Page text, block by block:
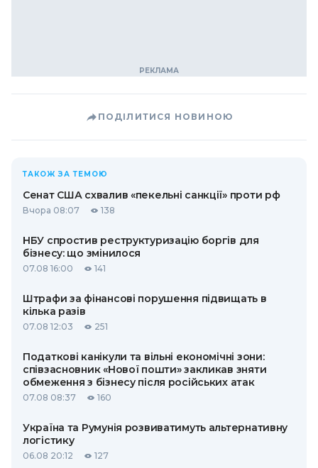
ПОДІЛИТИСЯ НОВИНОЮ
ТАКОЖ ЗА ТЕМОЮ
Сенат США схвалив «пекельні санкції» проти рф
Вчора 08:07 138
НБУ спростив реструктуризацію боргів для
бізнесу: що змінилося
07.08 16:00 141
Штрафи за фінансові порушення підвищать в
кілька разів
07.08 12:03 251
Податкові канікули та вільні економічні зони:
співзасновник «Нової пошти» закликав зняти
обмеження з бізнесу після російських атак
07.08 08:37 160
Україна та Румунія розвиватимуть альтернативну
логістику
06.08 20:12 127